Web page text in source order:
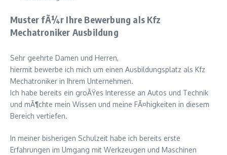
Muster fÃ¼r Ihre Bewerbung als Kfz
Mechatroniker Ausbildung
Sehr geehrte Damen und Herren,
hiermit bewerbe ich mich um einen Ausbildungsplatz als Kfz
Mechatroniker in Ihrem Unternehmen.
Ich habe bereits ein groÃŸes Interesse an Autos und Technik
und mÃ¶chte mein Wissen und meine FÃ¤higkeiten in diesem
Bereich vertiefen.
In meiner bisherigen Schulzeit habe ich bereits erste
Erfahrungen im Umgang mit Werkzeugen und Maschinen